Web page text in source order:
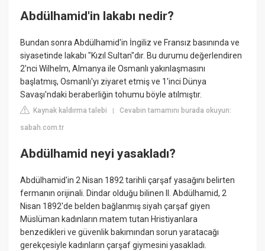
Abdülhamid'in lakabı nedir?
Bundan sonra Abdülhamid'in İngiliz ve Fransız basınında ve
siyasetinde lakabı "Kızıl Sultan"dır. Bu durumu değerlendiren
2'nci Wilhelm, Almanya ile Osmanlı yakınlaşmasını
başlatmış, Osmanlı'yı ziyaret etmiş ve 1'inci Dünya
Savaşı'ndaki beraberliğin tohumu böyle atılmıştır.
Kaynak kaldırma talebi |Cevabın tamamını burada okuyun:
sabah.com.tr
Abdülhamid neyi yasakladı?
Abdülhamid'in 2 Nisan 1892 tarihli çarşaf yasağını belirten
fermanın orijinali. Dindar olduğu bilinen II. Abdülhamid, 2
Nisan 1892'de belden bağlanmış siyah çarşaf giyen
Müslüman kadınların matem tutan Hristiyanlara
benzedikleri ve güvenlik bakımından sorun yaratacağı
gerekçesiyle kadınların çarşaf giymesini yasakladı.